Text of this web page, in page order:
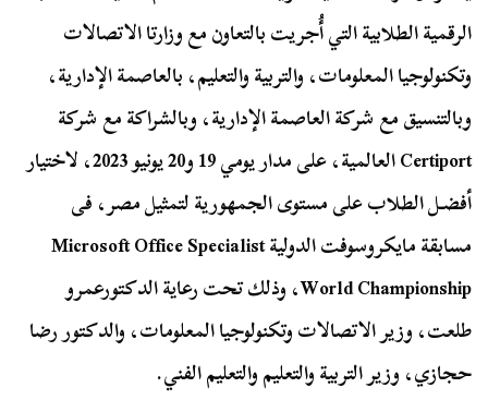
الرقمية الطلابية التي أُجريت بالتعاون مع وزارتا الاتصالات
وتكنولوجيا المعلومات، والتربية والتعليم، بالعاصمة الإدارية،
وبالتنسيق مع شركة العاصمة الإدارية، وبالشراكة مع شركة
Certiport العالمية، على مدار يومي 19 و20 يونيو 2023، لاختيار
أفضـل الطلاب على مستوى الجمهورية لتمثيل مصر، فى
مسابقة مايكروسوفت الدولية Microsoft Office Specialist
World Championship، وذلك تحت رعاية الدكتورعمرو
طلعت، وزير الاتصالات وتكنولوجيا المعلومات، والدكتور رضا
حجازي، وزير التربية والتعليم والتعليم الفني.